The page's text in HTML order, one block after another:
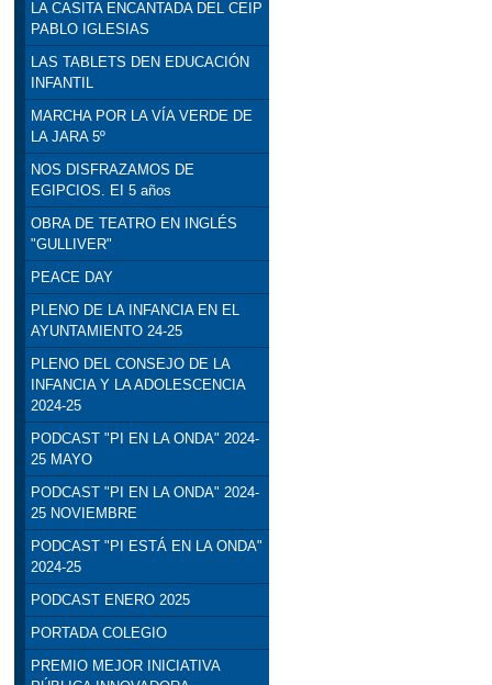
LA CASITA ENCANTADA DEL CEIP
PABLO IGLESIAS
LAS TABLETS DEN EDUCACIÓN
INFANTIL
MARCHA POR LA VÍA VERDE DE
LA JARA 5º
NOS DISFRAZAMOS DE
EGIPCIOS. EI 5 años
OBRA DE TEATRO EN INGLÉS
"GULLIVER"
PEACE DAY
PLENO DE LA INFANCIA EN EL
AYUNTAMIENTO 24-25
PLENO DEL CONSEJO DE LA
INFANCIA Y LA ADOLESCENCIA
2024-25
PODCAST "PI EN LA ONDA" 2024-
25 MAYO
PODCAST "PI EN LA ONDA" 2024-
25 NOVIEMBRE
PODCAST "PI ESTÁ EN LA ONDA"
2024-25
PODCAST ENERO 2025
PORTADA COLEGIO
PREMIO MEJOR INICIATIVA